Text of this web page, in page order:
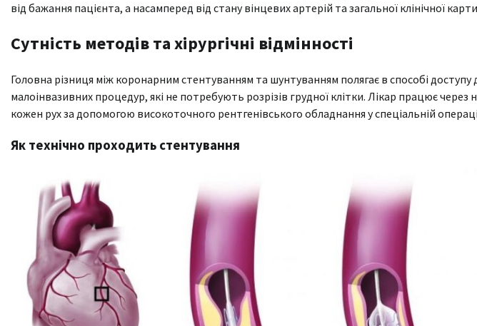
від бажання пацієнта, а насамперед від стану вінцевих артерій та загальної клінічної
Сутність методів та хірургічні відмінності
Головна різниця між коронарним стентуванням та шунтуванням полягає в способі
малоінвазивних процедур, які не потребують розрізів грудної клітки. Лікар працює
кожен рух за допомогою високоточного рентгенівського обладнання у спеціальній
Як технічно проходить стентування